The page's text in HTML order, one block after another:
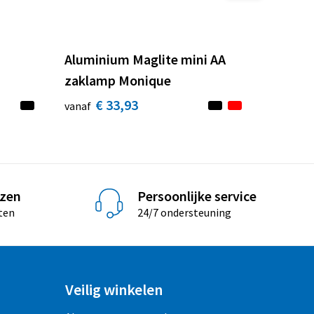
Aluminium Maglite mini AA
zaklamp Monique
vanaf € 33,93
Persoonlijke service
24/7 ondersteuning
Veilig winkelen